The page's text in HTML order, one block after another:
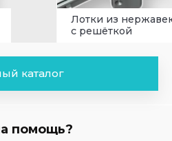
Лотки из
с решёткой
каталог
помощь?